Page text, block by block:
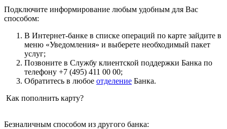
Подключите информирование любым удобным для Вас
способом:
В Интернет-банке в списке операций по карте зайдите в
меню «Уведомления» и выберете необходимый пакет
услуг;
Позвоните в Службу клиентской поддержки Банка по
телефону +7 (495) 411 00 00;
Обратитесь в любое отделение Банка.
Как пополнить карту?
Безналичным способом из другого банка: